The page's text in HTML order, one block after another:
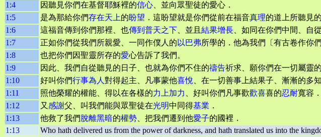
1:4
因聽見你們在基督耶穌裡的信心 、並向眾聖徒的愛心．
1:5
是為那給你們存在天上的盼望 ．這盼望就是你們從前在福音真理的道上所聽見的
1:6
這福音傳到你們那裡、也傳到普天之下 、並且 結果增長 、如同在你們中間、
1:7
正如你們從我們所親愛、一同作僕人的 以巴弗所學的．他為我們〔有古卷作你
1:8
也把你們因聖靈所存的愛心告訴了我們。
1:9
因此、我們自從聽見的日子、也就為你們不住的禱告祈求、願你們在一切屬靈的
1:10
好叫你們行事為人 對得起主、凡事蒙他喜悅 、在一切善事上結果子、漸漸的多
1:11
照他榮耀的權能、得以在各樣的力上加力 、好叫你們凡事歡歡喜喜的忍耐寬容．
1:12
又 感謝父、叫我們能與眾聖徒在光明中同得基業 ．
1:13
他救了我們脫離黑暗的權勢 、把我們遷到他愛子的國裡．
1:13
Who hath delivered us from the power of darkness, and hath translated us into the